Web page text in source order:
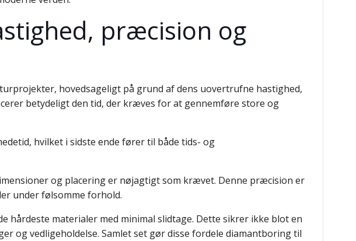
præcision og
hovedsageligt på grund af dens uovertrufne hastighed,
betydeligt den tid, der kræves for at gennemføre store og
hvilket i sidste ende fører til både tids- og
og placering er nøjagtigt som krævet. Denne præcision er
under følsomme forhold.
materialer med minimal slidtage. Dette sikrer ikke blot en
og vedligeholdelse. Samlet set gør disse fordele diamantboring til